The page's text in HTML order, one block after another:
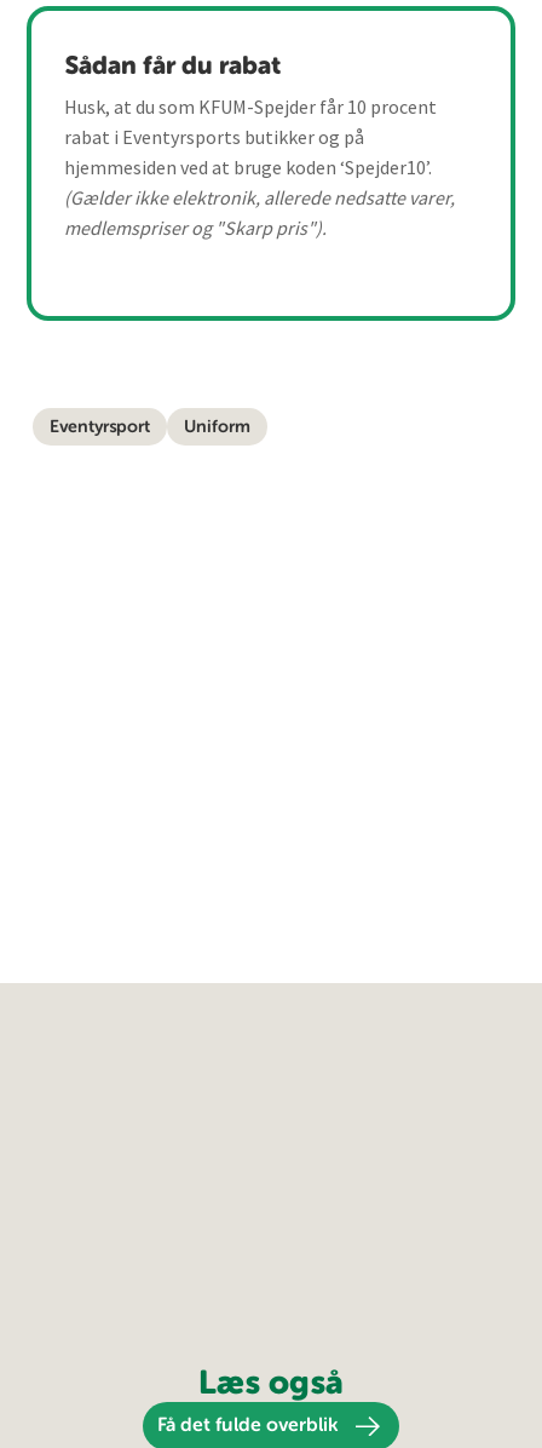
Sådan får du rabat
Husk, at du som KFUM-Spejder får 10 procent
rabat i Eventyrsports butikker og på
hjemmesiden ved at bruge koden ‘Spejder10’.
(Gælder ikke elektronik, allerede nedsatte varer,
medlemspriser og "Skarp pris").
Eventyrsport Uniform
Læs også
Få det fulde overblik